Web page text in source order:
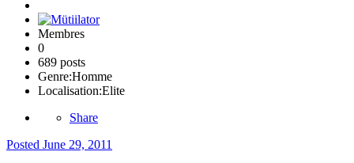
Membres
0
689 posts
Genre:Homme
Localisation:Elite
Share
Posted June 29, 2011